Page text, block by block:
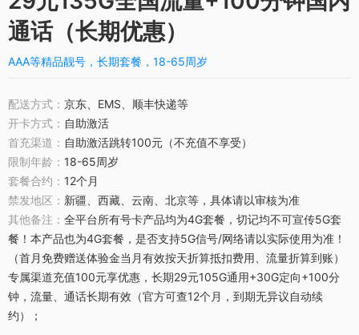
通话（长期优惠）
AAA等精品靓号，长期套餐，18-65周岁
配送方式： 京东、EMS、顺丰快递等
开卡方式： 自助激活
首充渠道： 自助激活跳转100元（不充值不享受）
限制年龄： 18-65周岁
套餐合约： 12个月
禁发地区： 新疆、西藏、云南、北京等，具体请以审核为准
其他备注： 全平台所有号卡产品均为4G套餐，切记均不可宣传5G套
餐！本产品也为4G套餐，是否支持5G信号/网络请以实际使用为准！
（首月免费赠送体验金当月有效按天折算抵扣费用、流量折算到账）
专属渠道充值100元享优惠，长期29元105G通用+30G定向+100分
钟，流量、通话长期有效（官方可查12个月，到期无异议自动续
约）；